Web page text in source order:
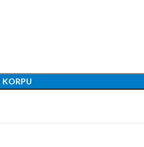
KORPU